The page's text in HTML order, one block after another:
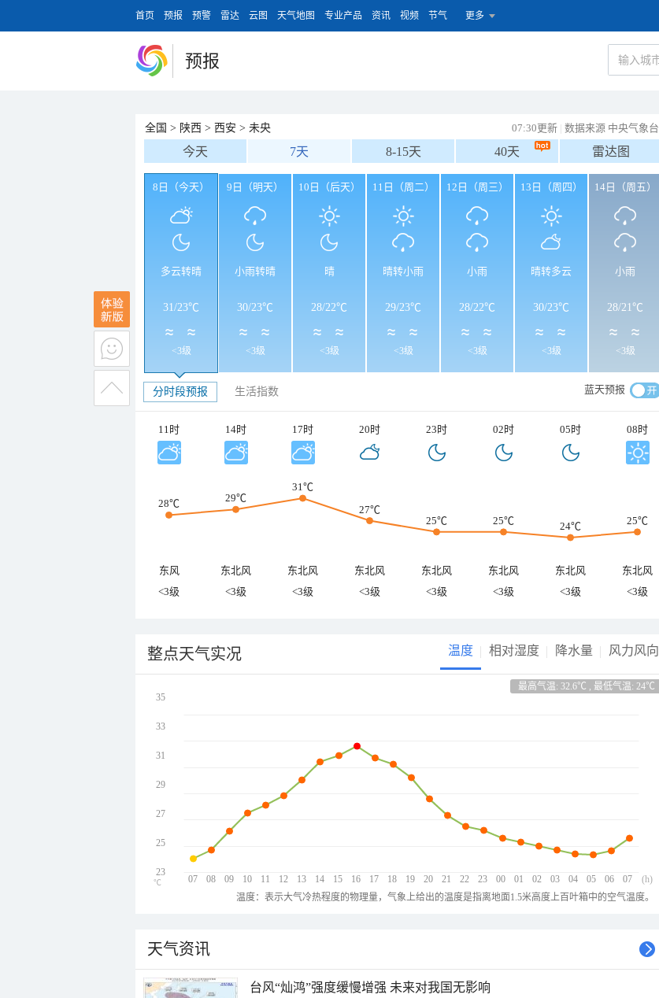
首页 预报 预警 雷达 云图 天气地图 专业产品 资讯 视频 节气 更多
预报
全国 > 陕西 > 西安 > 未央 07:30更新 | 数据来源 中央气象台
今天 7天 8-15天 40天 雷达图
8日（今天）
多云转晴
31/23℃
<3级
9日（明天）
小雨转晴
30/23℃
<3级
10日（后天）
晴
28/22℃
<3级
11日（周二）
晴转小雨
29/23℃
<3级
12日（周三）
小雨
28/22℃
<3级
13日（周四）
晴转多云
30/23℃
<3级
14日（周五）
小雨
28/21℃
<3级
分时段预报 生活指数 蓝天预报
11时 14时 17时 20时 23时 02时 05时 08时
28℃ 29℃
31℃
27℃
25℃
25℃ 24℃ 25℃
东风 东北风 东北风 东北风 东北风 东北风 东北风
东北风
<3级
<3级 <3级 <3级 <3级 <3级 <3级 <3级
整点天气实况 温度 相对湿度 降水量 风力风向
最高气温: 32.6℃ , 最低气温: 24℃
07 08 09 10 11 12 13 14 15 16 17 18 19 20 21 22 23 00 01 02 03 04 05 06 07
35
33
31
29
27
25
23
(h)
℃
温度：表示大气冷热程度的物理量，气象上给出的温度是指离地面1.5米高度上百叶箱中的空气温度。
天气资讯
台风“灿鸿”强度缓慢增强 未来对我国无影响